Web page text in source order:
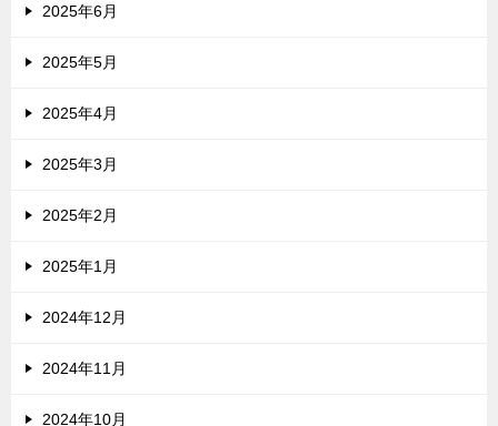
2025年6月
2025年5月
2025年4月
2025年3月
2025年2月
2025年1月
2024年12月
2024年11月
2024年10月